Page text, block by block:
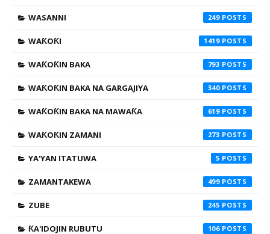
WASANNI 249
WAƘOƘI 1419
WAƘOƘIN BAKA 793
WAƘOƘIN BAKA NA GARGAJIYA 340
WAƘOƘIN BAKA NA MAWAƘA 619
WAƘOƘIN ZAMANI 273
YA'YAN ITATUWA 5
ZAMANTAKEWA 499
ZUBE 245
ƘA'IDOJIN RUBUTU 106